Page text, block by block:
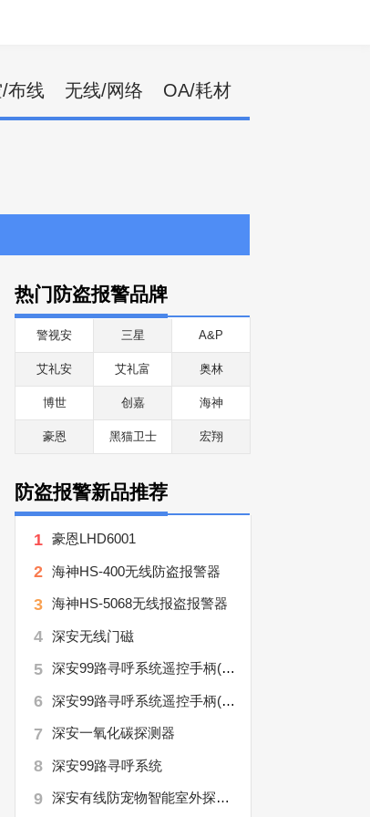
布线 无线/网络 OA/耗材
热门防盗报警品牌
警视安 三星 A&P
艾礼安 艾礼富 奥林
博世 创嘉 海神
豪恩 黑猫卫士 宏翔
防盗报警新品推荐
1 豪恩LHD6001
2 海神HS-400无线防盗报警器
3 海神HS-5068无线报盗报警器
4 深安无线门磁
5 深安99路寻呼系统遥控手柄(2000米)
6 深安99路寻呼系统遥控手柄(1000米)
7 深安一氧化碳探测器
8 深安99路寻呼系统
9 深安有线防宠物智能室外探测器